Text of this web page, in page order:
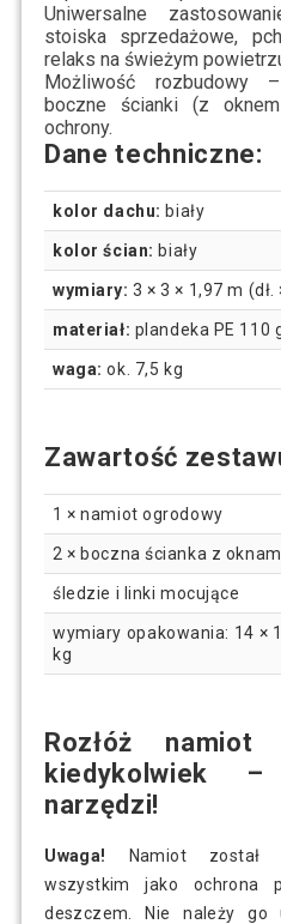
Uniwersalne
stoiska sprzedażowe,
relaks na świeżym
Możliwość rozbudowy–
boczne ścianki (z
ochrony.
Dane techniczne:
kolor dachu: biały
kolor ścian: biały
wymiary: 3 × 3 × 1,97 m (dł.
materiał: plandeka PE 110
waga: ok. 7,5 kg
Zawartość
1 × namiot ogrodowy
2 × boczna ścianka z
śledzie i linki mocujące
wymiary opakowania: 14 ×
kg
Rozłóż
kiedykolwiek
narzędzi!
Uwaga!
Namiot został
wszystkim jako ochrona
deszczem. Nie należy go